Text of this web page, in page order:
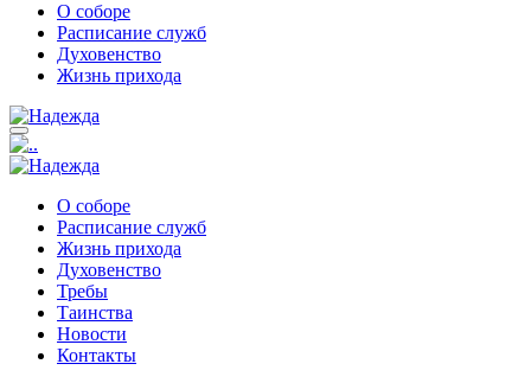
О соборе
Расписание служб
Духовенство
Жизнь прихода
О соборе
Расписание служб
Жизнь прихода
Духовенство
Требы
Таинства
Новости
Контакты